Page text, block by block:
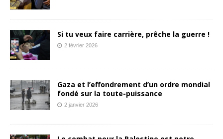
Si tu veux faire carrière, prêche la guerre !
2 février 2026
Gaza et l’effondrement d’un ordre mondial
fondé sur la toute-puissance
2 janvier 2026